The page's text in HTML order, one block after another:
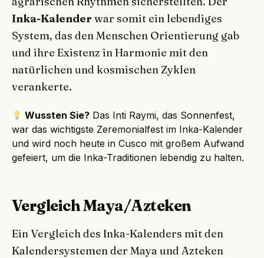
Inka-Kalender war somit ein lebendiges
System, das den Menschen Orientierung gab
und ihre Existenz in Harmonie mit den
natürlichen und kosmischen Zyklen
verankerte.
Wussten Sie? Das Inti Raymi, das Sonnenfest,
war das wichtigste Zeremonialfest im Inka-Kalender
und wird noch heute in Cusco mit großem Aufwand
gefeiert, um die Inka-Traditionen lebendig zu halten.
Vergleich Maya/Azteken
Ein Vergleich des Inka-Kalenders mit den
Kalendersystemen der Maya und Azteken